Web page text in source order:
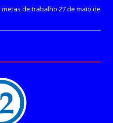
de trabalho 27 de maio de